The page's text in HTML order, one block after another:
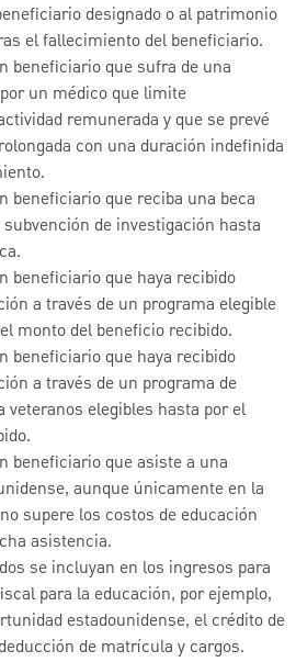
designado o al patrimonio
el fallecimiento del beneficiario.
beneficiario que sufra de una
un médico que limite
remunerada y que se prevé
con una duración indefinida
beneficiario que reciba una beca
de investigación hasta
beneficiario que haya recibido
a través de un programa elegible
monto del beneficio recibido.
beneficiario que haya recibido
a través de un programa de
veteranos elegibles hasta por el
beneficiario que asiste a una
aunque únicamente en la
supere los costos de educación
asistencia.
se incluyan en los ingresos para
para la educación, por ejemplo,
estadounidense, el crédito de
de matrícula y cargos.